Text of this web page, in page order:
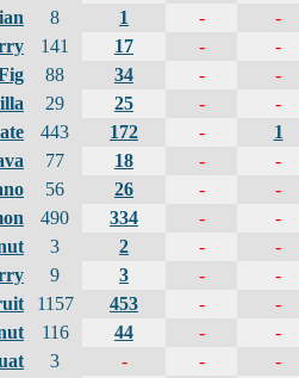
8 1 - -
141 17 - -
88 34 - -
29 25 - -
443 172 - 1
77 18 - -
56 26 - -
490 334 - -
3 2 - -
9 3 - -
1157 453 - -
116 44 - -
3 - - -